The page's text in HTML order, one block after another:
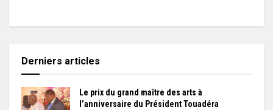
Derniers articles
Le prix du grand maître des arts à
l’anniversaire du Président Touadéra